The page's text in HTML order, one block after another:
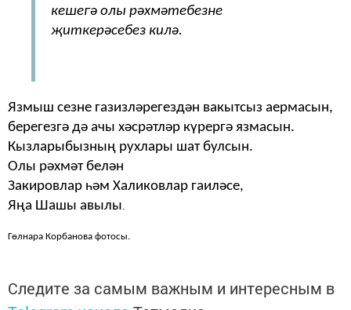
кешегә олы рәхмәтебезне
җиткерәсебез килә.
Язмыш сезне газизләрегездән вакытсыз аермасын,
берегезгә дә ачы хәсрәтләр күрергә язмасын.
Кызларыбызның рухлары шат булсын.
Олы рәхмәт белән
Закировлар һәм Халиковлар гаиләсе,
Яңа Шашы авылы.
Гөлнара Корбанова фотосы.
Следите за самым важным и интересным в